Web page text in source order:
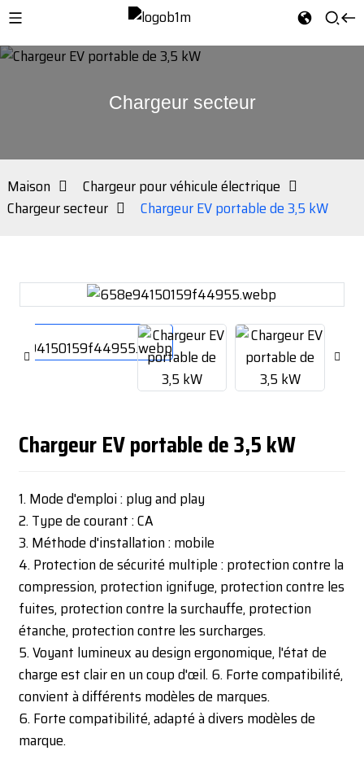
Chargeur secteur
Maison
Chargeur pour véhicule électrique
Chargeur secteur
Chargeur EV portable de 3,5 kW
Chargeur EV portable de 3,5 kW
1. Mode d'emploi : plug and play
2. Type de courant : CA
3. Méthode d'installation : mobile
4. Protection de sécurité multiple : protection contre la
compression, protection ignifuge, protection contre les
fuites, protection contre la surchauffe, protection
étanche, protection contre les surcharges.
5. Voyant lumineux au design ergonomique, l'état de
charge est clair en un coup d'œil. 6. Forte compatibilité,
convient à différents modèles de marques.
6. Forte compatibilité, adapté à divers modèles de
marque.